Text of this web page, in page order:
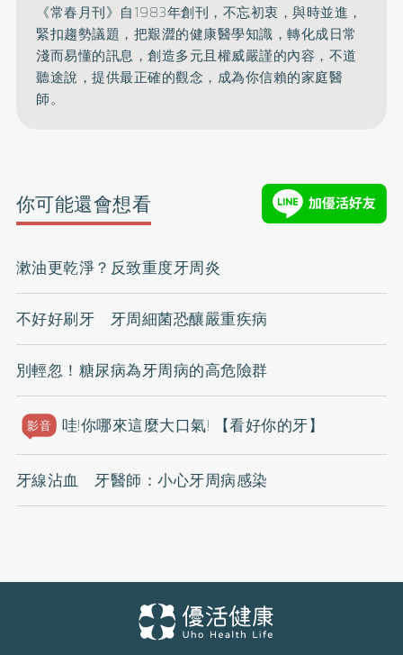
《常春月刊》自1983年創刊，不忘初衷，與時並進，
緊扣趨勢議題，把艱澀的健康醫學知識，轉化成日常
淺而易懂的訊息，創造多元且權威嚴謹的內容， 不道
聽途說，提供最正確的觀念，成為你信賴的家庭醫
師。
你可能還會想看
漱油更乾淨？反致重度牙周炎
不好好刷牙 牙周細菌恐釀嚴重疾病
別輕忽！糖尿病為牙周病的高危險群
影音 哇!你哪來這麼大口氣! 【看好你的牙】
牙線沾血 牙醫師：小心牙周病感染